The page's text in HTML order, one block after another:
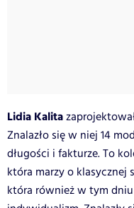
Lidia Kalita
Znalazło się w niej 14
długości i fakturze. To
która marzy o
która również w tym